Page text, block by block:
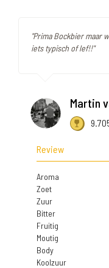
"Prima Bockbier maar
iets typisch of lef!!"
Martin
Review
Aroma
Zoet
Zuur
Bitter
Fruitig
Moutig
Body
Koolzuur